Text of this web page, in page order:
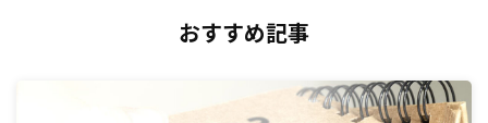
おすすめ記事